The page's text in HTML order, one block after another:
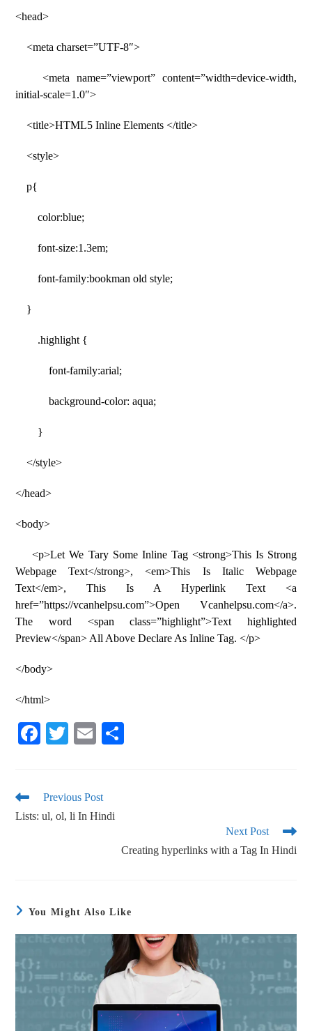
<head>
<meta charset=”UTF-8″>
<meta name=”viewport” content=”width=device-width,
initial-scale=1.0″>
<title>HTML5 Inline Elements </title>
<style>
p{
color:blue;
font-size:1.3em;
font-family:bookman old style;
}
.highlight {
font-family:arial;
background-color: aqua;
}
</style>
</head>
<body>
<p>Let We Tary Some Inline Tag <strong>This Is Strong
Webpage Text</strong>, <em>This Is Italic Webpage
Text</em>, This Is A Hyperlink Text <a
href=”https://vcanhelpsu.com”>Open Vcanhelpsu.com</a>.
The word <span class=”highlight”>Text highlighted
Preview</span> All Above Declare As Inline Tag. </p>
</body>
</html>
Fa
ok
T
r
E
Previous Post
Lists: ul, ol, li In Hindi
Next Post
Creating hyperlinks with a Tag In Hindi
You Might Also Like